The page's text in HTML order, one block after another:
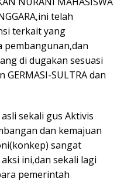
telah
terkait yang
pembangunan,dan
di dugakan sesuasi
SULTRA dan
sekali gus Aktivis
dan kemajuan
sangat
ini,dan sekali lagi
pemerintah